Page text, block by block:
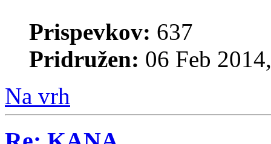
Prispevkov: 637
Pridružen: 06 Feb
Na vrh